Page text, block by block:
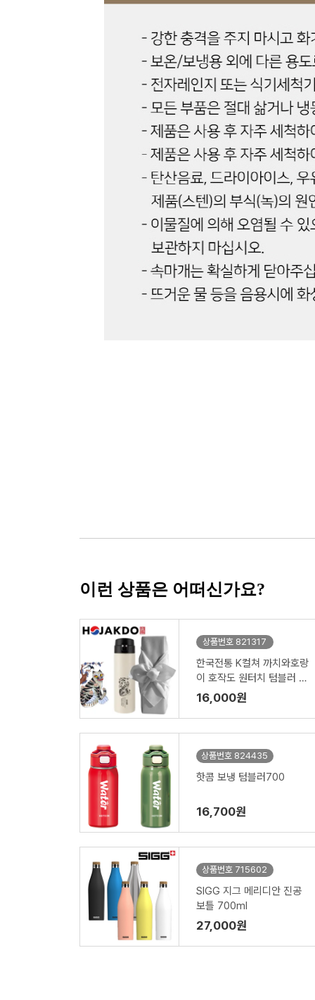
이런 상품은 어떠신가요?
상품번호 821317
한국전통 K컬쳐 까치와호랑
이 호작도 원터치 텀블러 4
70ml (보자기 포장)
16,000원
상품번호 824435
핫콤 보냉 텀블러700
16,700원
상품번호 715602
SIGG 지그 메리디안 진공
보틀 700ml
27,000원